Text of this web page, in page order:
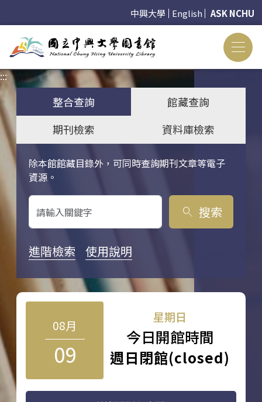
中興大學 English ASK NCHU
:::
整合查詢
館藏查詢
期刊檢索
資料庫檢索
除本館館藏目錄外，可同時查詢期刊文章等電子
資源。
關鍵字搜尋
search 搜索
進階檢索 使用說明
08月
09
星期日
今日開館時間
週日閉館(closed)